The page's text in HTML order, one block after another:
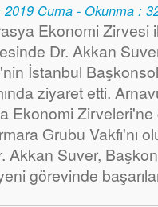
2019 Cuma - Okunma :
Ekonomi Zirvesi
Dr. Akkan
İstanbul
ziyaret etti.
Ekonomi
Grubu Vakfı'nı
Akkan Suver,
görevinde